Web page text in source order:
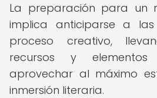
La preparación para un
implica anticiparse a
proceso creativo,
recursos y
aprovechar al máximo
inmersión literaria.